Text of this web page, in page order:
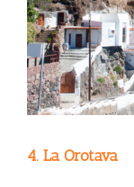
4. La Orotava